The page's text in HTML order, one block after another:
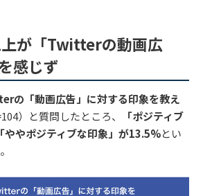
が「Twitterの動画広
感じず
の「動画広告」に対する印象を教え
）と質問したところ、
「ポジティブ
やポジティブな印象」が13.5%とい